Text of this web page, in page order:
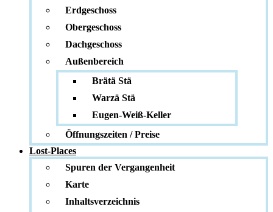
Erdgeschoss
Obergeschoss
Dachgeschoss
Außenbereich
Brätä Stä
Warzä Stä
Eugen-Weiß-Keller
Öffnungszeiten / Preise
Lost-Places
Spuren der Vergangenheit
Karte
Inhaltsverzeichnis